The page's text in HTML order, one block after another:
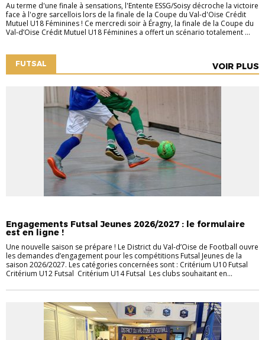
Au terme d'une finale à sensations, l'Entente ESSG/Soisy décroche la victoire
face à l'ogre sarcellois lors de la finale de la Coupe du Val-d'Oise Crédit
Mutuel U18 Féminines ! Ce mercredi soir à Éragny, la finale de la Coupe du
Val-d’Oise Crédit Mutuel U18 Féminines a offert un scénario totalement ...
FUTSAL VOIR PLUS
Engagements Futsal Jeunes 2026/2027 : le formulaire
est en ligne !
Une nouvelle saison se prépare ! Le District du Val-d’Oise de Football ouvre
les demandes d’engagement pour les compétitions Futsal Jeunes de la
saison 2026/2027. Les catégories concernées sont : Critérium U10 Futsal
Critérium U12 Futsal Critérium U14 Futsal Les clubs souhaitant en...